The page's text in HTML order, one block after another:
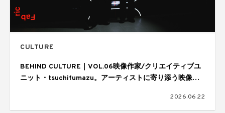
CULTURE
BEHIND CULTURE｜VOL.06映像作家/クリエイティブユ
ニット・tsuchifumazu。アーティストに寄り添う映像表
2026.06.22